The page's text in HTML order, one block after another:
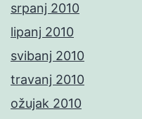
srpanj 2010
lipanj 2010
svibanj 2010
travanj 2010
ožujak 2010